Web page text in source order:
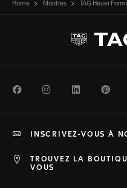
Home Montres TAG Heuer
FacebookInstagramLinkedIn
TROUVEZ LA
VOUS
INSCRIVEZ-VOUS À